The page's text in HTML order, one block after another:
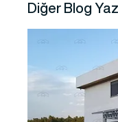
Diğer Blog